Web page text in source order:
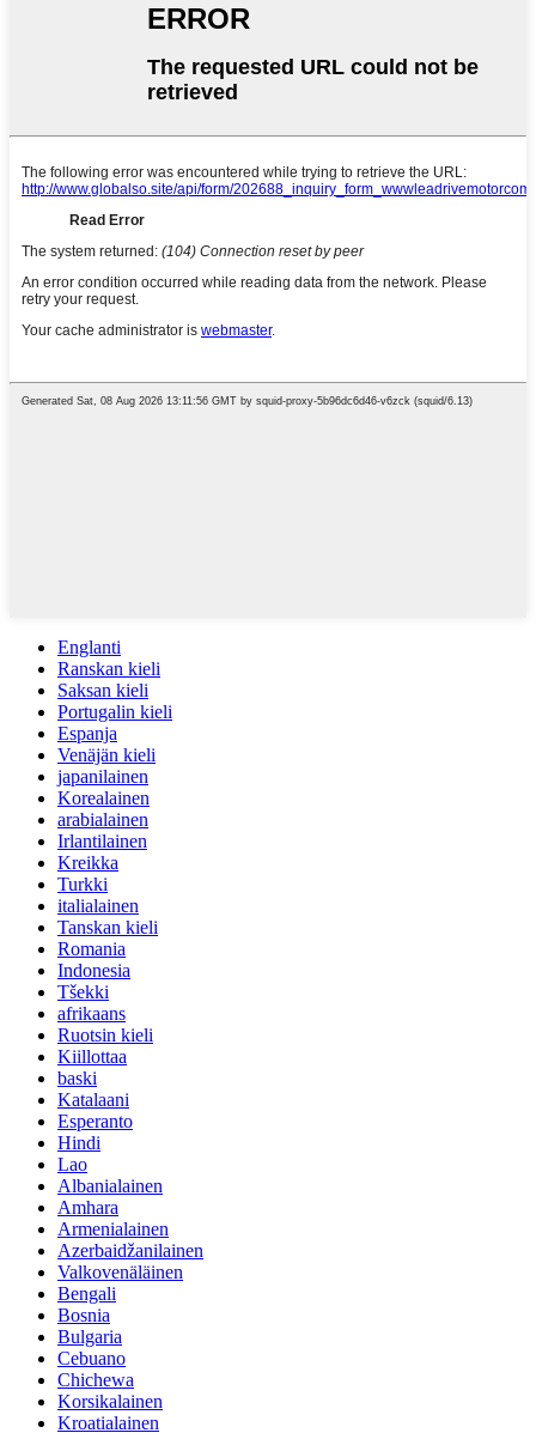
Englanti
Ranskan kieli
Saksan kieli
Portugalin kieli
Espanja
Venäjän kieli
japanilainen
Korealainen
arabialainen
Irlantilainen
Kreikka
Turkki
italialainen
Tanskan kieli
Romania
Indonesia
Tšekki
afrikaans
Ruotsin kieli
Kiillottaa
baski
Katalaani
Esperanto
Hindi
Lao
Albanialainen
Amhara
Armenialainen
Azerbaidžanilainen
Valkovenäläinen
Bengali
Bosnia
Bulgaria
Cebuano
Chichewa
Korsikalainen
Kroatialainen